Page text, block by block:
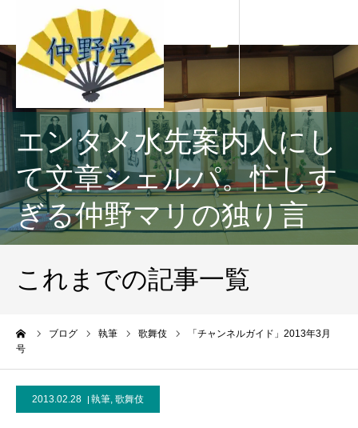
エンタメ水先案内人にし
て文章シェルパ。忙しす
ぎる仲野マリの独り言
これまでの記事一覧
ブログ 執筆 歌舞伎
「チャンネルガイド」2013年3月
号
2013.02.28 執筆, 歌舞伎